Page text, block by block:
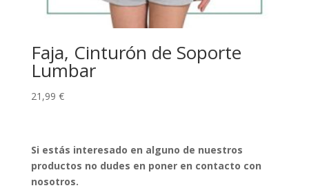
Faja, Cinturón de Soporte
Lumbar
21,99 €
Si estás interesado en alguno de nuestros
productos no dudes en poner en contacto con
nosotros.